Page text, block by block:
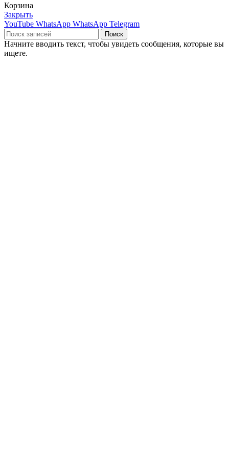
Корзина
Закрыть
YouTube WhatsApp WhatsApp Telegram
Поиск
Начните вводить текст, чтобы увидеть сообщения, которые вы
ищете.